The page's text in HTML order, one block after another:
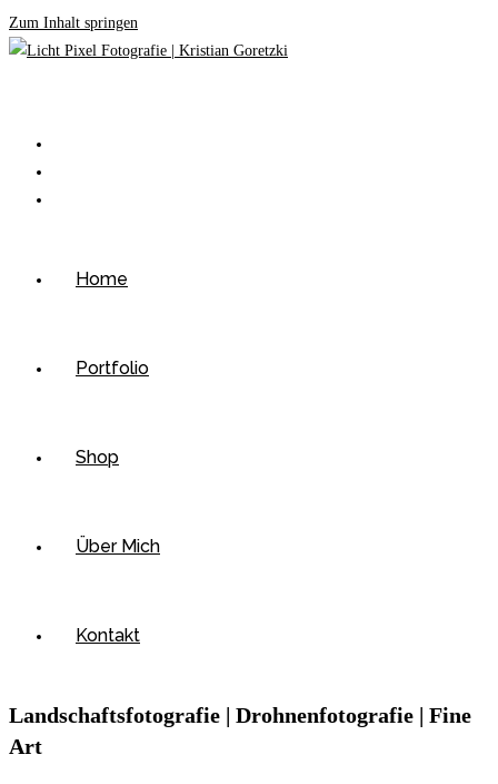
Zum Inhalt springen
Home
Portfolio
Shop
Über Mich
Kontakt
Landschaftsfotografie | Drohnenfotografie | Fine
Art